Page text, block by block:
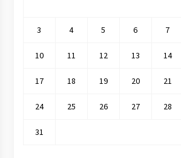
3 4 5 6 7
10 11 12 13 14
17 18 19 20 21
24 25 26 27 28
31